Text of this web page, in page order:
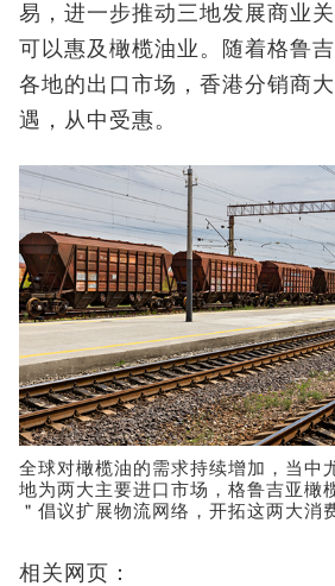
易，进一步推动三地发展商业
可以惠及橄榄油业。随着格鲁
各地的出口市场，香港分销商
遇，从中受惠。
全球对橄榄油的需求持续增加，当中
地为两大主要进口市场，格鲁吉亚橄
＂倡议扩展物流网络，开拓这两大消
相关网页：